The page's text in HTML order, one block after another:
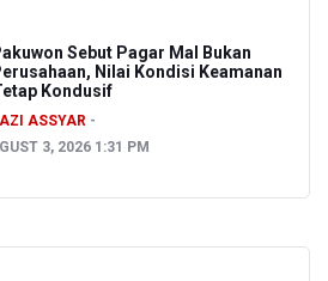
Sebut Pagar Mal Bukan
Nilai Kondisi Keamanan
Kondusif
ASSYAR
3, 2026 1:31 PM